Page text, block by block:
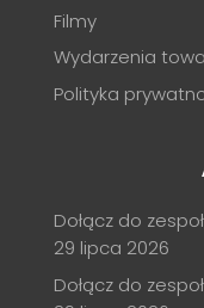
Filmy
Wydarzenia
Polityka
Dołącz do
29 lipca 2026
Dołącz do